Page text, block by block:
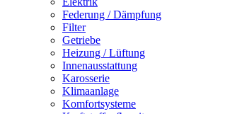
Federung / Dämpfung
Filter
Getriebe
Heizung / Lüftung
Innenausstattung
Karosserie
Klimaanlage
Komfortsysteme